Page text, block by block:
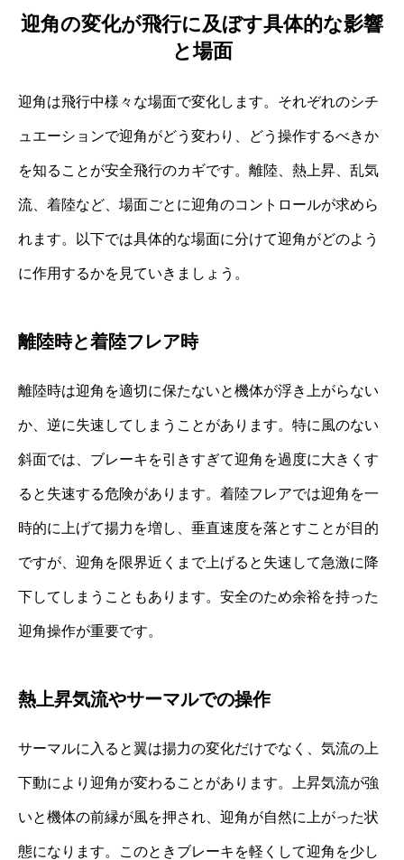
迎角の変化が飛行に及ぼす具体的な影響
と場面
迎角は飛行中様々な場面で変化します。それぞれのシチ
ュエーションで迎角がどう変わり、どう操作するべきか
を知ることが安全飛行のカギです。離陸、熱上昇、乱気
流、着陸など、場面ごとに迎角のコントロールが求めら
れます。以下では具体的な場面に分けて迎角がどのよう
に作用するかを見ていきましょう。
離陸時と着陸フレア時
離陸時は迎角を適切に保たないと機体が浮き上がらない
か、逆に失速してしまうことがあります。特に風のない
斜面では、ブレーキを引きすぎて迎角を過度に大きくす
ると失速する危険があります。着陸フレアでは迎角を一
時的に上げて揚力を増し、垂直速度を落とすことが目的
ですが、迎角を限界近くまで上げると失速して急激に降
下してしまうこともあります。安全のため余裕を持った
迎角操作が重要です。
熱上昇気流やサーマルでの操作
サーマルに入ると翼は揚力の変化だけでなく、気流の上
下動により迎角が変わることがあります。上昇気流が強
いと機体の前縁が風を押され、迎角が自然に上がった状
態になります。このときブレーキを軽くして迎角を少し